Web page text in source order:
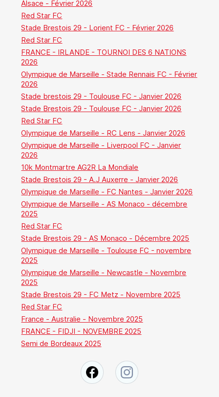
Alsace - Février 2026
Red Star FC
Stade Brestois 29 - Lorient FC - Février 2026
Red Star FC
FRANCE - IRLANDE - TOURNOI DES 6 NATIONS
2026
Olympique de Marseille - Stade Rennais FC - Février
2026
Stade brestois 29 - Toulouse FC - Janvier 2026
Stade Brestois 29 - Toulouse FC - Janvier 2026
Red Star FC
Olympique de Marseille - RC Lens - Janvier 2026
Olympique de Marseille - Liverpool FC - Janvier
2026
10k Montmartre AG2R La Mondiale
Stade Brestois 29 - A.J Auxerre - Janvier 2026
Olympique de Marseille - FC Nantes - Janvier 2026
Olympique de Marseille - AS Monaco - décembre
2025
Red Star FC
Stade Brestois 29 - AS Monaco - Décembre 2025
Olympique de Marseille - Toulouse FC - novembre
2025
Olympique de Marseille - Newcastle - Novembre
2025
Stade Brestois 29 - FC Metz - Novembre 2025
Red Star FC
France - Australie - Novembre 2025
FRANCE - FIDJI - NOVEMBRE 2025
Semi de Bordeaux 2025